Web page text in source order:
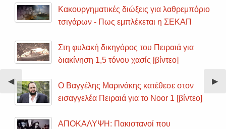
Previous
Slide
◀︎ ▶︎
Κακουργηματικές διώξεις για λαθρεμπόριο
τσιγάρων - Πως εμπλέκεται η ΣΕΚΑΠ
Στη φυλακή δικηγόρος του Πειραιά για
διακίνηση 1,5 τόνου χασίς [βίντεο]
Ο Βαγγέλης Μαρινάκης κατέθεσε στον
εισαγγελέα Πειραιά για το Noor 1 [βίντεο]
ΑΠΟΚΑΛΥΨΗ: Πακιστανοί που